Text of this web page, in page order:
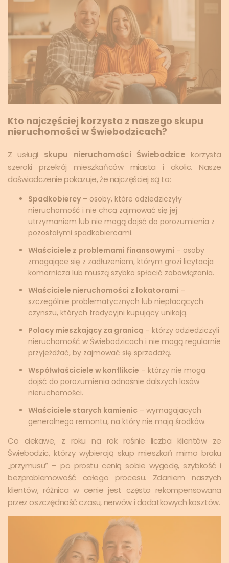
Kto najczęściej korzysta z naszego skupu
nieruchomości w Świebodzicach?
Z usługi skupu nieruchomości Świebodzice korzysta
szeroki przekrój mieszkańców miasta i okolic. Nasze
doświadczenie pokazuje, że najczęściej są to:
Spadkobiercy – osoby, które odziedziczyły
nieruchomość i nie chcą zajmować się jej
utrzymaniem lub nie mogą dojść do porozumienia z
pozostałymi spadkobiercami.
Właściciele z problemami finansowymi – osoby
zmagające się z zadłużeniem, którym grozi licytacja
komornicza lub muszą szybko spłacić zobowiązania.
Właściciele nieruchomości z lokatorami –
szczególnie problematycznych lub niepłacących
czynszu, których tradycyjni kupujący unikają.
Polacy mieszkający za granicą – którzy odziedziczyli
nieruchomość w Świebodzicach i nie mogą regularnie
przyjeżdżać, by zajmować się sprzedażą.
Współwłaściciele w konflikcie – którzy nie mogą
dojść do porozumienia odnośnie dalszych losów
nieruchomości.
Właściciele starych kamienic – wymagających
generalnego remontu, na który nie mają środków.
Co ciekawe, z roku na rok rośnie liczba klientów ze
Świebodzic, którzy wybierają skup mieszkań mimo braku
„przymusu” – po prostu cenią sobie wygodę, szybkość i
bezproblemowość całego procesu. Zdaniem naszych
klientów, różnica w cenie jest często rekompensowana
przez oszczędność czasu, nerwów i dodatkowych kosztów.